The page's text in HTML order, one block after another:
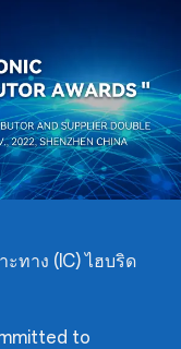
ลูกค้าของเรา
ที่รวดเร็ว และ
ทาง (IC) ไฮบริด
to